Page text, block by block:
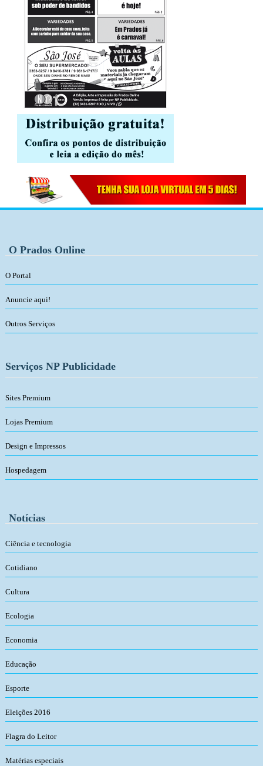
O Prados Online
O Portal
Anuncie aqui!
Outros Serviços
Serviços NP Publicidade
Sites Premium
Lojas Premium
Design e Impressos
Hospedagem
Notícias
Ciência e tecnologia
Cotidiano
Cultura
Ecologia
Economia
Educação
Esporte
Eleições 2016
Flagra do Leitor
Matérias especiais